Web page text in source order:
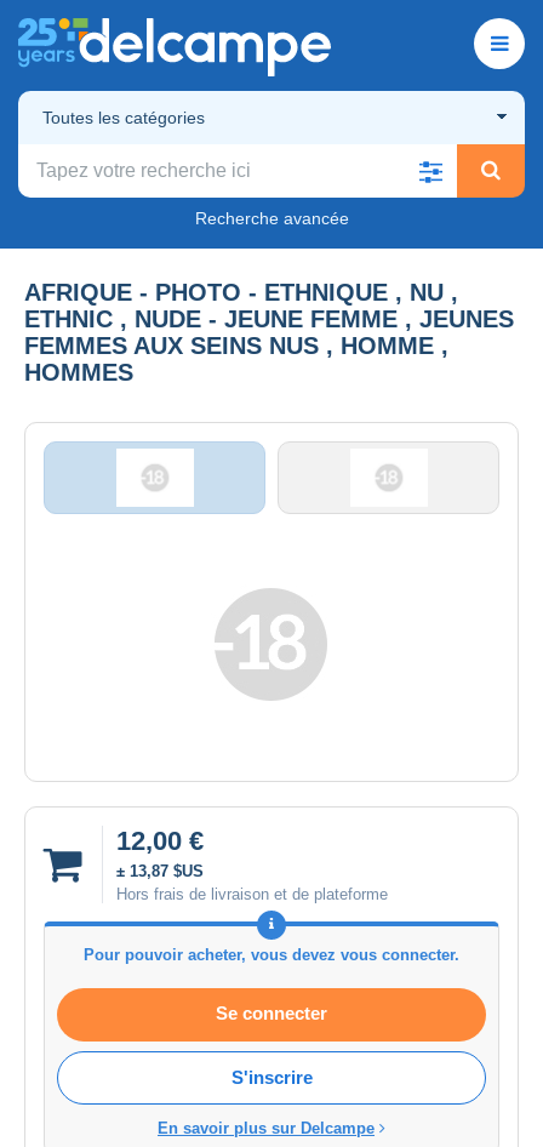
Toutes les catégories
Recherche avancée
AFRIQUE - PHOTO - ETHNIQUE , NU ,
ETHNIC , NUDE - JEUNE FEMME , JEUNES
FEMMES AUX SEINS NUS , HOMME ,
HOMMES
12,00 €
± 13,87 $US
Hors frais de livraison et de plateforme
Pour pouvoir acheter, vous devez vous connecter.
Se connecter
S'inscrire
En savoir plus sur Delcampe